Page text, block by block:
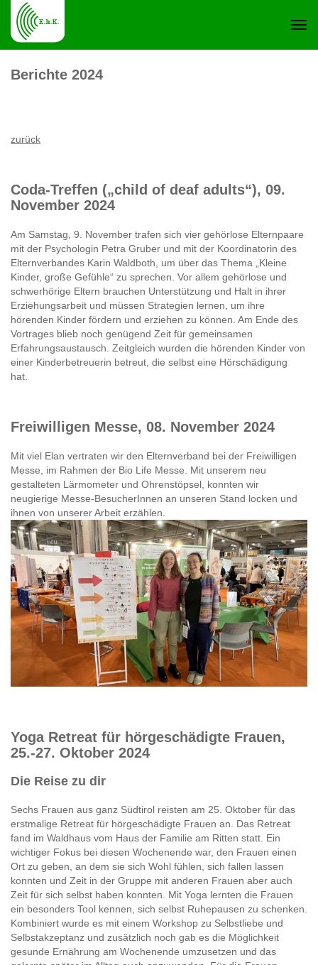
Berichte 2024
zurück
Coda-Treffen („child of deaf adults“), 09.
November 2024
Am Samstag, 9. November trafen sich vier gehörlose Elternpaare
mit der Psychologin Petra Gruber und mit der Koordinatorin des
Elternverbandes Karin Waldboth, um über das Thema „Kleine
Kinder, große Gefühle“ zu sprechen. Vor allem gehörlose und
schwerhörige Eltern brauchen Unterstützung und Halt in ihrer
Erziehungsarbeit und müssen Strategien lernen, um ihre
hörenden Kinder fördern und erziehen zu können. Am Ende des
Vortrages blieb noch genügend Zeit für gemeinsamen
Erfahrungsaustausch. Zeitgleich wurden die hörenden Kinder von
einer Kinderbetreuerin betreut, die selbst eine Hörschädigung
hat.
Freiwilligen Messe, 08. November 2024
Mit viel Elan vertraten wir den Elternverband bei der Freiwilligen
Messe, im Rahmen der Bio Life Messe. Mit unserem neu
gestalteten Lärmometer und Ohrenstöpsel, konnten wir
neugierige Messe-BesucherInnen an unseren Stand locken und
ihnen von unserer Arbeit erzählen.
Yoga Retreat für hörgeschädigte Frauen,
25.-27. Oktober 2024
Die Reise zu dir
Sechs Frauen aus ganz Südtirol reisten am 25. Oktober für das
erstmalige Retreat für hörgeschädigte Frauen an. Das Retreat
fand im Waldhaus vom Haus der Familie am Ritten statt. Ein
wichtiger Fokus bei diesen Wochenende war, den Frauen einen
Ort zu geben, an dem sie sich Wohl fühlen, sich fallen lassen
konnten und Zeit in der Gruppe mit anderen Frauen aber auch
Zeit für sich selbst haben konnten. Mit Yoga lernten die Frauen
ein besonders Tool kennen, sich selbst Ruhepausen zu schenken.
Kombiniert wurde es mit einem Workshop zu Selbstliebe und
Selbstakzeptanz und zusätzlich noch gab es die Möglichkeit
gesunde Ernährung am Wochenende umzusetzen und das